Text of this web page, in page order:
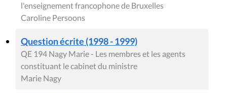
l'enseignement francophone de Bruxelles
Caroline Persoons
Question écrite (1998 - 1999)
QE 194 Nagy Marie - Les membres et les agents
constituant le cabinet du ministre
Marie Nagy